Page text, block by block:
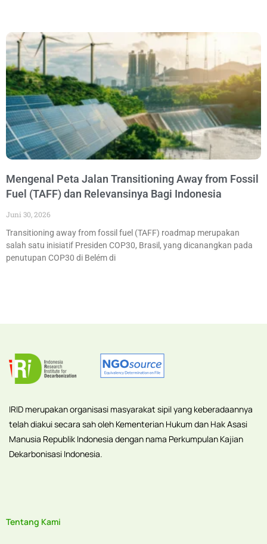
Mengenal Peta Jalan Transitioning Away from Fossil
Fuel (TAFF) dan Relevansinya Bagi Indonesia
Juni 30, 2026
Transitioning away from fossil fuel (TAFF) roadmap merupakan
salah satu inisiatif Presiden COP30, Brasil, yang dicanangkan pada
penutupan COP30 di Belém di
IRID merupakan organisasi masyarakat sipil yang keberadaannya
telah diakui secara sah oleh Kementerian Hukum dan Hak Asasi
Manusia Republik Indonesia dengan nama Perkumpulan Kajian
Dekarbonisasi Indonesia.
Tentang Kami